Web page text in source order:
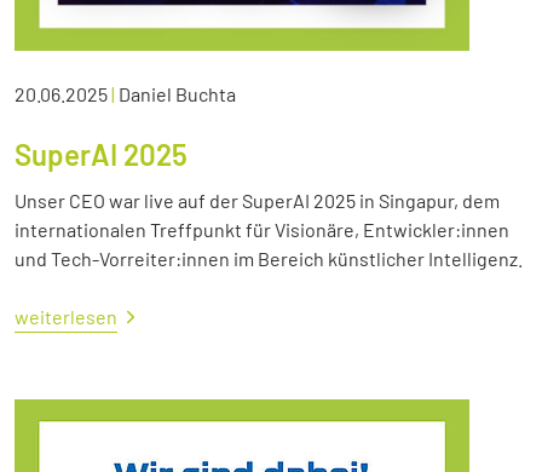
20.06.2025| Daniel Buchta
SuperAI 2025
Unser CEO war live auf der SuperAI 2025 in Singapur, dem
internationalen Treffpunkt für Visionäre, Entwickler:innen
und Tech-Vorreiter:innen im Bereich künstlicher Intelligenz.
weiterlesen